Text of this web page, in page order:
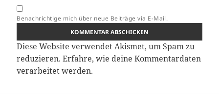
Benachrichtige mich über neue Beiträge via E-Mail.
Diese Website verwendet Akismet, um Spam zu
reduzieren.Erfahre, wie deine Kommentardaten
verarbeitet werden.